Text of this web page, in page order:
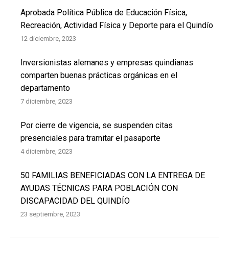
Aprobada Política Pública de Educación Física,
Recreación, Actividad Física y Deporte para el Quindío
12 diciembre, 2023
Inversionistas alemanes y empresas quindianas
comparten buenas prácticas orgánicas en el
departamento
7 diciembre, 2023
Por cierre de vigencia, se suspenden citas
presenciales para tramitar el pasaporte
4 diciembre, 2023
50 FAMILIAS BENEFICIADAS CON LA ENTREGA DE
AYUDAS TÉCNICAS PARA POBLACIÓN CON
DISCAPACIDAD DEL QUINDÍO
23 septiembre, 2023